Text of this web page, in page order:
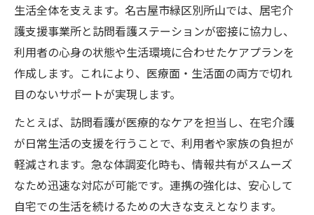
生活全体を支えます。名古屋市緑区別所山では、居宅介
護支援事業所と訪問看護ステーションが密接に協力し、
利用者の心身の状態や生活環境に合わせたケアプランを
作成します。これにより、医療面・生活面の両方で切れ
目のないサポートが実現します。
たとえば、訪問看護が医療的なケアを担当し、在宅介護
が日常生活の支援を行うことで、利用者や家族の負担が
軽減されます。急な体調変化時も、情報共有がスムーズ
なため迅速な対応が可能です。連携の強化は、安心して
自宅での生活を続けるための大きな支えとなります。